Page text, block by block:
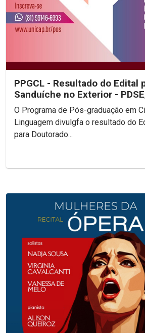
PPGCL - Resultado do Edital
Sanduíche no Exterior -
O Programa de Pós-graduação em
Linguagem divulgfa o resultado do
para Doutorado...